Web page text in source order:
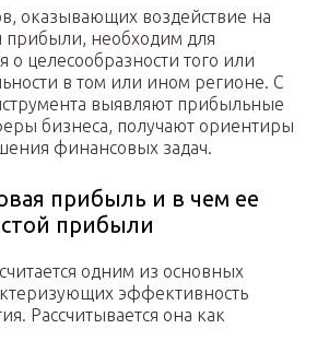
оказывающих воздействие на
прибыли, необходим для
целесообразности того или
в том или ином регионе. С
выявляют прибыльные
бизнеса, получают ориентиры
финансовых задач.
прибыль и в чем ее
прибыли
одним из основных
эффективность
Рассчитывается она как